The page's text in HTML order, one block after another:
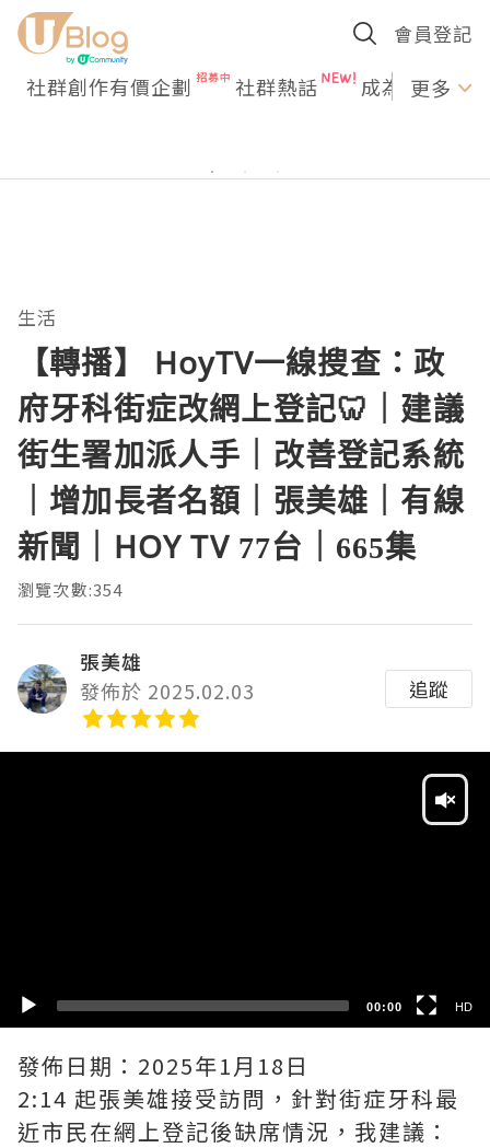
會員登記
社群創作有價企劃 社群熱話 成為U更多
生活
【轉播】 HoyTV一線搜查：政
府牙科街症改網上登記🦷｜建議
街生署加派人手｜改善登記系統
｜增加長者名額｜張美雄｜有線
新聞｜HOY TV 77台｜665集
瀏覽次數:354
張美雄
發佈於 2025.02.03
追蹤
00:00 HD
發佈日期：2025年1月18日
2:14 起張美雄接受訪問，針對街症牙科最
近市民在網上登記後缺席情況，我建議：